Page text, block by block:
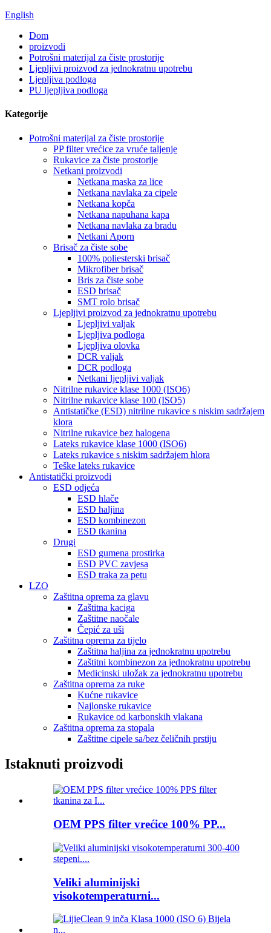
English
Dom
proizvodi
Potrošni materijal za čiste prostorije
Ljepljivi proizvod za jednokratnu upotrebu
Ljepljiva podloga
PU ljepljiva podloga
Kategorije
Potrošni materijal za čiste prostorije
PP filter vrećice za vruće taljenje
Rukavice za čiste prostorije
Netkani proizvodi
Netkana maska ​​za lice
Netkana navlaka za cipele
Netkana kopča
Netkana napuhana kapa
Netkana navlaka za bradu
Netkani Aporn
Brisač za čiste sobe
100% poliesterski brisač
Mikrofiber brisač
Bris za čiste sobe
ESD brisač
SMT rolo brisač
Ljepljivi proizvod za jednokratnu upotrebu
Ljepljivi valjak
Ljepljiva podloga
Ljepljiva olovka
DCR valjak
DCR podloga
Netkani ljepljivi valjak
Nitrilne rukavice klase 1000 (ISO6)
Nitrilne rukavice klase 100 (ISO5)
Antistatičke (ESD) nitrilne rukavice s niskim sadržajem
klora
Nitrilne rukavice bez halogena
Lateks rukavice klase 1000 (ISO6)
Lateks rukavice s niskim sadržajem hlora
Teške lateks rukavice
Antistatički proizvodi
ESD odjeća
ESD hlače
ESD haljina
ESD kombinezon
ESD tkanina
Drugi
ESD gumena prostirka
ESD PVC zavjesa
ESD traka za petu
LZO
Zaštitna oprema za glavu
Zaštitna kaciga
Zaštitne naočale
Čepić za uši
Zaštitna oprema za tijelo
Zaštitna haljina za jednokratnu upotrebu
Zaštitni kombinezon za jednokratnu upotrebu
Medicinski uložak za jednokratnu upotrebu
Zaštitna oprema za ruke
Kućne rukavice
Najlonske rukavice
Rukavice od karbonskih vlakana
Zaštitna oprema za stopala
Zaštitne cipele sa/bez čeličnih prstiju
Istaknuti proizvodi
OEM PPS filter vrećice 100% PP...
Veliki aluminijski
visokotemperaturni...